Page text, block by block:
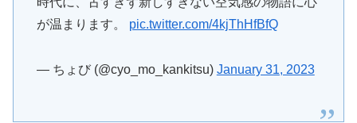
が温まります。 pic.twitter.com/4kjThHfBfQ
— ちょび (@cyo_mo_kankitsu) January 31, 2023